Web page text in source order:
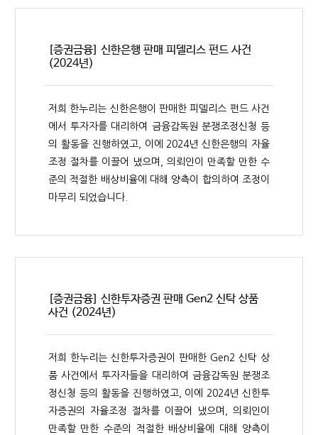
[증권금융] 신한은행 판매 피델리스 펀드 사건
(2024년)
저희 한누리는 신한은행이 판매한 피델리스 펀드 사건
에서 투자자를 대리하여 금융감독원 분쟁조정신청 등
의 활동을 진행하였고, 이에 2024년 신한은행의 자율
조정 절차를 이끌어 냈으며, 의뢰인이 만족할 만한 수
준의 적절한 배상비율에 대해 양측이 합의하여 조정이
마무리 되었습니다.
[증권금융] 신한투자증권 판매 Gen2 신탁 상품
사건 (2024년)
저희 한누리는 신한투자증권이 판매한 Gen2 신탁 상
품 사건에서 투자자들을 대리하여 금융감독원 분쟁조
정신청 등의 활동을 진행하였고, 이에 2024년 신한투
자증권의 자율조정 절차를 이끌어 냈으며, 의뢰인이
만족할 만한 수준의 적절한 배상비율에 대해 양측이